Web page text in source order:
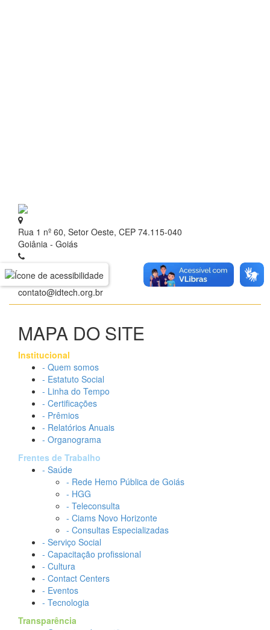
Rua 1 nº 60, Setor Oeste, CEP 74.115-040
Goiânia - Goiás
contato@idtech.org.br
MAPA DO SITE
Institucional
- Quem somos
- Estatuto Social
- Linha do Tempo
- Certificações
- Prêmios
- Relatórios Anuais
- Organograma
Frentes de Trabalho
- Saúde
- Rede Hemo Pública de Goiás
- HGG
- Teleconsulta
- Ciams Novo Horizonte
- Consultas Especializadas
- Serviço Social
- Capacitação profissional
- Cultura
- Contact Centers
- Eventos
- Tecnologia
Transparência